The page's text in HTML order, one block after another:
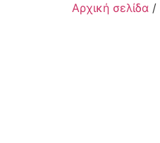
Αρχική σελίδα /